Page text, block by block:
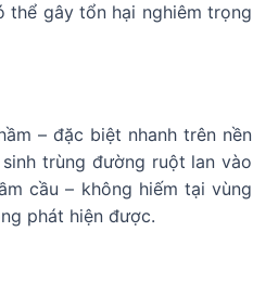
thể gây tổn hại nghiêm trọng
– đặc biệt nhanh trên nền
trùng đường ruột lan vào
cầu – không hiếm tại vùng
phát hiện được.